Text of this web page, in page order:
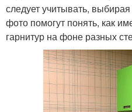
следует учитывать,
фото помогут понять, как
гарнитур на фоне разных